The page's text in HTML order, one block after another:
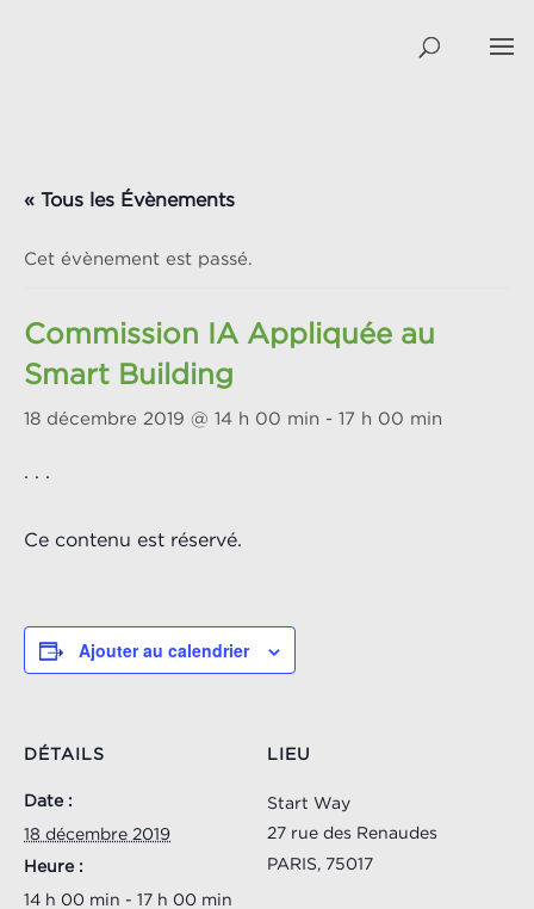
« Tous les Évènements
Cet évènement est passé.
Commission IA Appliquée au
Smart Building
18 décembre 2019 @ 14 h 00 min - 17 h 00 min
. . .
Ce contenu est réservé.
Ajouter au calendrier
DÉTAILS
Date :
18 décembre 2019
Heure :
14 h 00 min - 17 h 00 min
LIEU
Start Way
27 rue des Renaudes
PARIS, 75017